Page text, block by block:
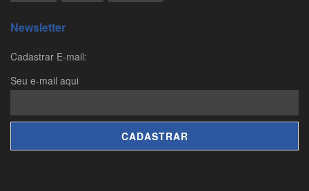
Newsletter
Cadastrar E-mail:
Seu e-mail aqui